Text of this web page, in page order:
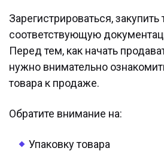
Зарегистрироваться,
соответствующую
Перед тем, как начать
нужно внимательно
товара к продаже.
Обратите внимание на:
Упаковку товара